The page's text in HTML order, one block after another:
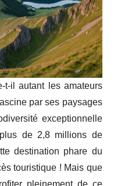
t-il autant les amateurs
par ses paysages
exceptionnelle
de 2,8 millions de
destination phare du
touristique ! Mais que
pleinement de ce